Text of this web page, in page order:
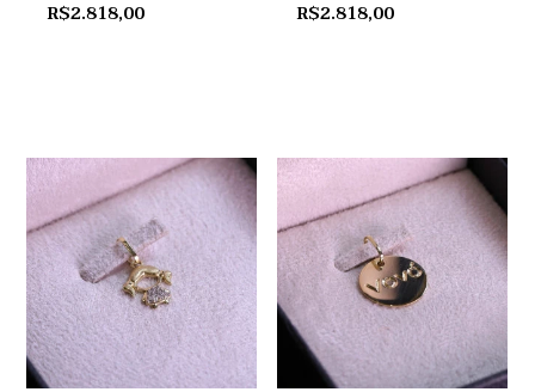
R$2.818,00 R$2.818,00